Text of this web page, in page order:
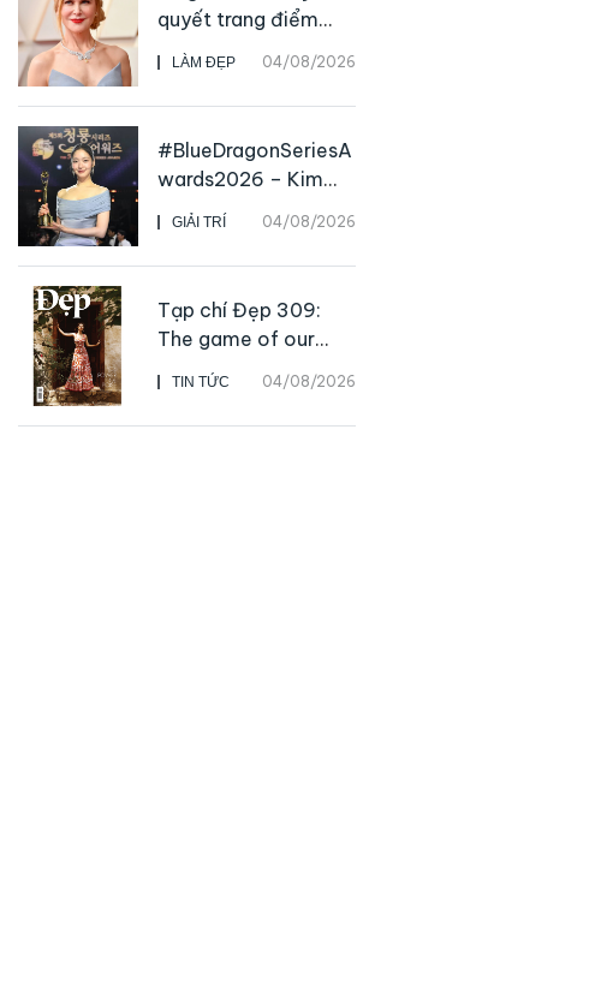
LÀM ĐẸP 04/08/2026
quyết trang điểm
“hack” tuổi như các
nữ minh tinh hàng
đầu
GIẢI TRÍ 04/08/2026
#BlueDragonSeriesA
wards2026 – Kim
Go Eun chiến thắng
Daesang, niềm vui
nhân đôi của Park Bo
TIN TỨC 04/08/2026
Tạp chí Đẹp 309:
The game of our